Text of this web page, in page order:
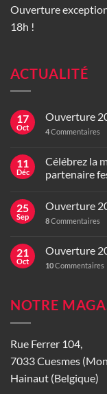
Ouverture
18h !
ACTUALITÉ
17
Oct
Ouverture
4Commentaires
11
Déc
Célébrez la
partenaire
25
Sep
Ouverture
8Commentaires
21
Oct
Ouverture
10Commentaires
NOTRE
Rue Ferrer 104,
7033 Cuesmes
Hainaut (Belgique)